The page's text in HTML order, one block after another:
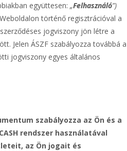
együttesen: „Felhasználó”)
történő regisztrációval a
jogviszony jön létre a
Jelen ÁSZF szabályozza továbbá a
jogviszony egyes általános
szabályozza az Ön és a
rendszer használatával
az Ön jogait és